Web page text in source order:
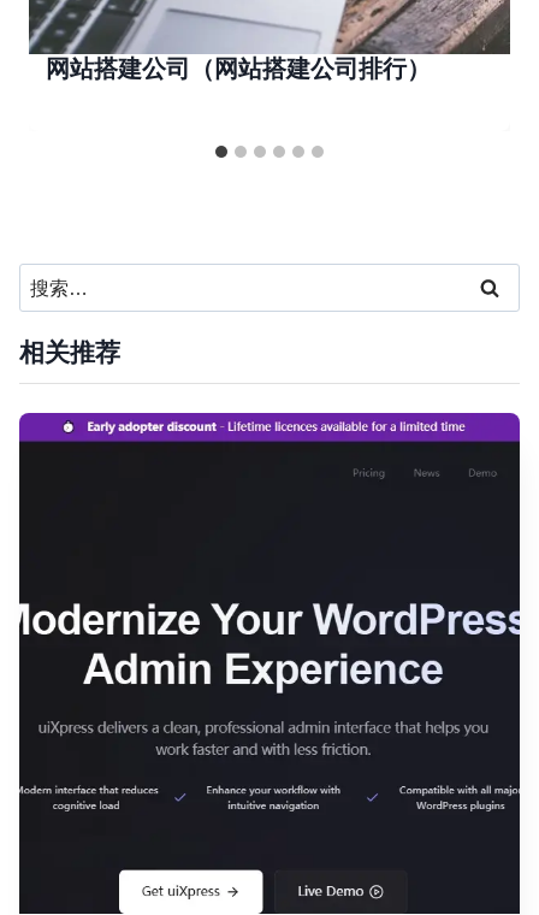
网站搭建公司（网站搭建公司排行）
搜
索：
相关推荐